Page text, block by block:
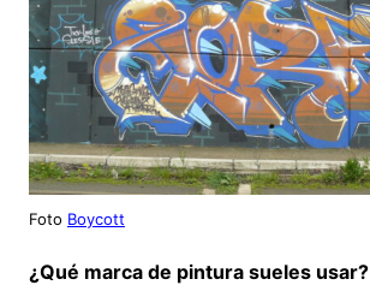
Foto Boycott
¿Qué marca de pintura sueles usar?